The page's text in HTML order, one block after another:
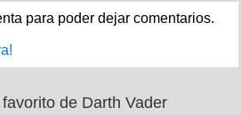
para poder dejar comentarios.
de Darth Vader